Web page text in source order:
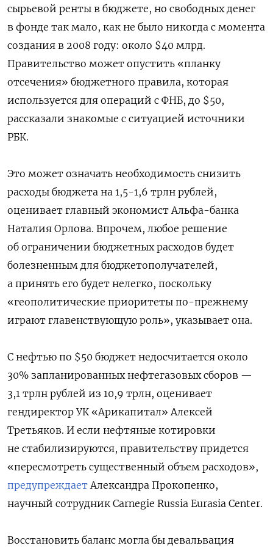
сырьевой ренты в бюджете, но свободных денег
в фонде так мало, как не было никогда с момента
создания в 2008 году: около $40 млрд.
Правительство может опустить «планку
отсечения» бюджетного правила, которая
используется для операций с ФНБ, до $50,
рассказали знакомые с ситуацией источники
РБК.
Это может означать необходимость снизить
расходы бюджета на 1,5-1,6 трлн рублей,
оценивает главный экономист Альфа-банка
Наталия Орлова. Впрочем, любое решение
об ограничении бюджетных расходов будет
болезненным для бюджетополучателей,
а принять его будет нелегко, поскольку
«геополитические приоритеты по-прежнему
играют главенствующую роль», указывает она.
С нефтью по $50 бюджет недосчитается около
30% запланированных нефтегазовых сборов —
3,1 трлн рублей из 10,9 трлн, оценивает
гендиректор УК «Арикапитал» Алексей
Третьяков. И если нефтяные котировки
не стабилизируются, правительству придется
«пересмотреть существенный объем расходов»,
предупреждает Александра Прокопенко,
научный сотрудник Carnegie Russia Eurasia Center.
Восстановить баланс могла бы девальвация